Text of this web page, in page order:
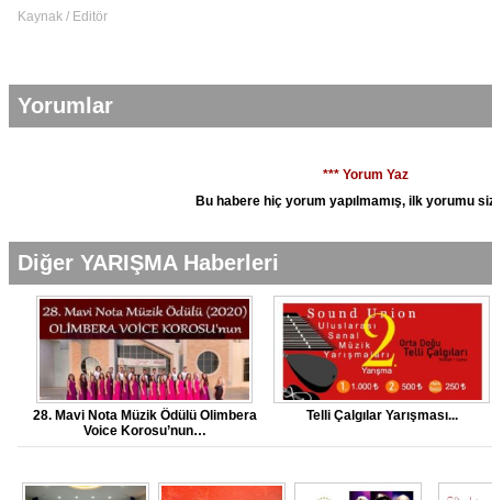
Kaynak / Editör
Yorumlar
*** Yorum Yaz
Bu habere hiç yorum yapılmamış, ilk yorumu
Diğer YARIŞMA Haberleri
28. Mavi Nota Müzik Ödülü Olimbera
Voice Korosu’nun…
Telli Çalgılar Yarışması...